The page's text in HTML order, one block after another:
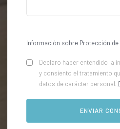
Información sobre Protección de
Declaro haber entendido la
y consiento el tratamiento
datos de carácter personal.